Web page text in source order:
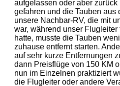
aufgelassen oder aber
gefahren und die Tauben aus
unsere Nachbar-RV, die mit
war, während unser
hatte, musste die Tauben
zuhause entfernt starten.
auf sehr kurze Entfernungen
dann Preisflüge von 150 KM
nun im Einzelnen praktiziert
die Flugleiter oder andere